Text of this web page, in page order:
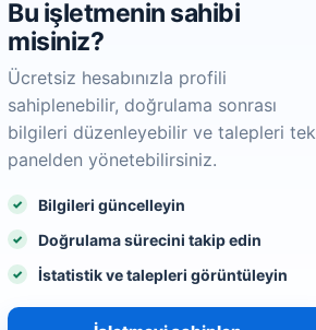
Bu işletmenin sahibi
misiniz?
Ücretsiz hesabınızla profili
sahiplenebilir, doğrulama sonrası
bilgileri düzenleyebilir ve talepleri tek
panelden yönetebilirsiniz.
Bilgileri güncelleyin
Doğrulama sürecini takip edin
İstatistik ve talepleri görüntüleyin